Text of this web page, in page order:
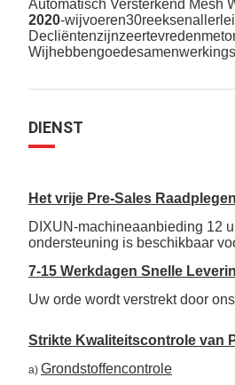
Automatisch Versterkend Mesh
2020-
DIENST
Het vrije Pre-Sales Raadplegen
DIXUN-machineaanbieding 12
ondersteuning is beschikbaar
7-15 Werkdagen Snelle
Uw orde wordt verstrekt door
Strikte Kwaliteitscontrole van
a) Grondstoffencontrole